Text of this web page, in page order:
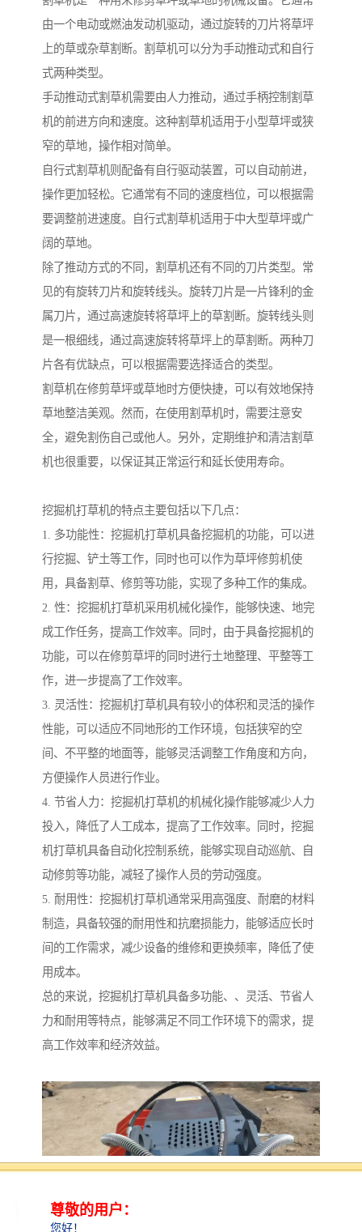
由一个电动或燃油发动机驱动，通过旋转的刀片将草坪
上的草或杂草割断。割草机可以分为手动推动式和自行
式两种类型。
手动推动式割草机需要由人力推动，通过手柄控制割草
机的前进方向和速度。这种割草机适用于小型草坪或狭
窄的草地，操作相对简单。
自行式割草机则配备有自行驱动装置，可以自动前进，
操作更加轻松。它通常有不同的速度档位，可以根据需
要调整前进速度。自行式割草机适用于中大型草坪或广
阔的草地。
除了推动方式的不同，割草机还有不同的刀片类型。常
见的有旋转刀片和旋转线头。旋转刀片是一片锋利的金
属刀片，通过高速旋转将草坪上的草割断。旋转线头则
是一根细线，通过高速旋转将草坪上的草割断。两种刀
片各有优缺点，可以根据需要选择适合的类型。
割草机在修剪草坪或草地时方便快捷，可以有效地保持
草地整洁美观。然而，在使用割草机时，需要注意安
全，避免割伤自己或他人。另外，定期维护和清洁割草
机也很重要，以保证其正常运行和延长使用寿命。
挖掘机打草机的特点主要包括以下几点：
1. 多功能性：挖掘机打草机具备挖掘机的功能，可以进
行挖掘、铲土等工作，同时也可以作为草坪修剪机使
用，具备割草、修剪等功能，实现了多种工作的集成。
2. 性：挖掘机打草机采用机械化操作，能够快速、地完
成工作任务，提高工作效率。同时，由于具备挖掘机的
功能，可以在修剪草坪的同时进行土地整理、平整等工
作，进一步提高了工作效率。
3. 灵活性：挖掘机打草机具有较小的体积和灵活的操作
性能，可以适应不同地形的工作环境，包括狭窄的空
间、不平整的地面等，能够灵活调整工作角度和方向，
方便操作人员进行作业。
4. 节省人力：挖掘机打草机的机械化操作能够减少人力
投入，降低了人工成本，提高了工作效率。同时，挖掘
机打草机具备自动化控制系统，能够实现自动巡航、自
动修剪等功能，减轻了操作人员的劳动强度。
5. 耐用性：挖掘机打草机通常采用高强度、耐磨的材料
制造，具备较强的耐用性和抗磨损能力，能够适应长时
间的工作需求，减少设备的维修和更换频率，降低了使
用成本。
总的来说，挖掘机打草机具备多功能、、灵活、节省人
力和耐用等特点，能够满足不同工作环境下的需求，提
高工作效率和经济效益。